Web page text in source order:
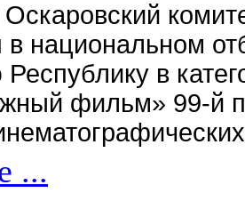
в национальном
в
фильм» 99-й
...